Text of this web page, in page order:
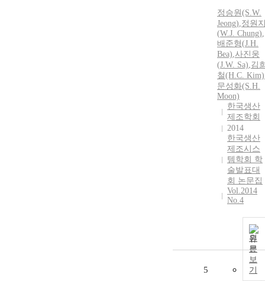
정승원(S.W.
Jeong),정원
(W.J. Chung),
배준형(J.H.
Bea),사진웅
(J.W. Sa),김
철(H.C. Kim)
문성화(S.H.
Moon)
한국생산
제조학회
2014
한국생산
제조시스
템학회 학
술발표대
회 논문집
Vol.2014
No.4
원
문
보
기
5